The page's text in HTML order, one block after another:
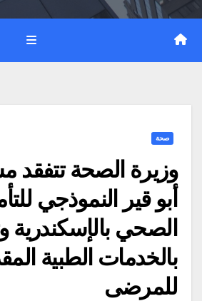
صحة
وزيرة الصحة
أبو قير النموذجي
الصحي بالإسكندرية
بالخدمات الطبية
للمرضى